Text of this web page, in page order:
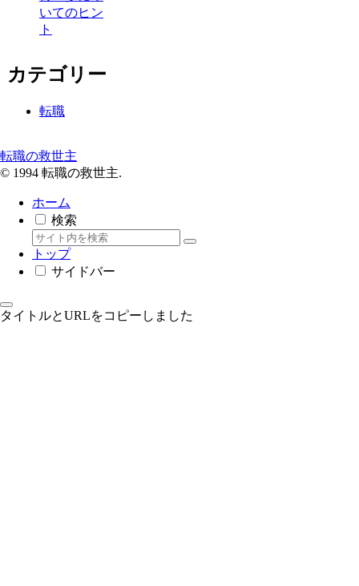
いてのヒン
ト
カテゴリー
転職
転職の救世主
© 1994 転職の救世主.
ホーム
検索
トップ
サイドバー
タイトルとURLをコピーしました